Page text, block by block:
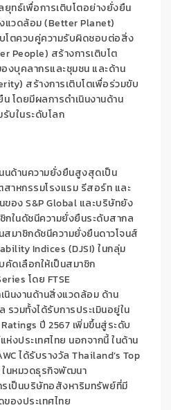
ทธ์เพื่อการเติบโตอย่างยั่งยืน
วดล้อม (Better Planet)
โตควบคู่ความรับผิดชอบต่อสิ่ง
People) สร้างการเติบโต
บุคลากรและชุมชน และด้าน
สร้างการเติบโตเพื่อร่วมขับ
โดยมีผลการดำเนินงานด้าน
บในระดับโลก
นด้านความยั่งยืนสูงสุดเป็น
าหกรรมโรงแรม รีสอร์ท และ
ของ S&P Global และบริษัทยัง
กในดัชนีความยั่งยืนระดับสากล
สมาชิกดัชนีความยั่งยืนดาวโจนส์
Indices (DJSI) ในกลุ่ม
คัดเลือกให้เป็นสมาชิก
โดย FTSE
นงานด้านสิ่งแวดล้อม ด้าน
รวมทั้งได้รับการประเมินอยู่ใน
ปี 2567 เพิ่มขึ้นสู่ระดับ
งประเทศไทย นอกจากนี้ ในด้าน
ได้รับรางวัล Thailand’s Top
ในหมวดธุรกิจพัฒนา
เป็นบริษัทอสังหาริมทรัพย์ที่มี
องประเทศไทย